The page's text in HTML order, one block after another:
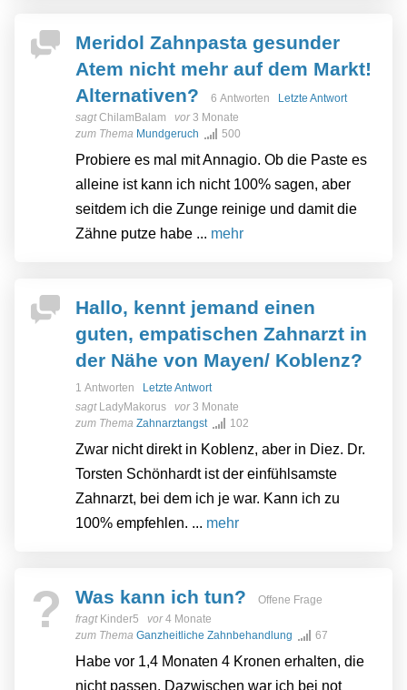
Meridol Zahnpasta gesunder
Atem nicht mehr auf dem Markt!
Alternativen?
6 Antworten
Letzte Antwort
sagtChilamBalam vor3 Monate
zum Thema Mundgeruch 500
Probiere es mal mit Annagio. Ob die Paste es
alleine ist kann ich nicht 100% sagen, aber
seitdem ich die Zunge reinige und damit die
Zähne putze habe ... mehr
Hallo, kennt jemand einen
guten, empatischen Zahnarzt in
der Nähe von Mayen/ Koblenz?
1 Antworten
Letzte Antwort
sagt LadyMakorus vor3 Monate
zum Thema Zahnarztangst 102
Zwar nicht direkt in Koblenz, aber in Diez. Dr.
Torsten Schönhardt ist der einfühlsamste
Zahnarzt, bei dem ich je war. Kann ich zu
100% empfehlen. ... mehr
? Was kann ich tun?
Offene Frage
fragt Kinder5 vor4 Monate
zum Thema Ganzheitliche Zahnbehandlung 67
Habe vor 1,4 Monaten 4 Kronen erhalten, die
nicht passen. Dazwischen war ich bei not